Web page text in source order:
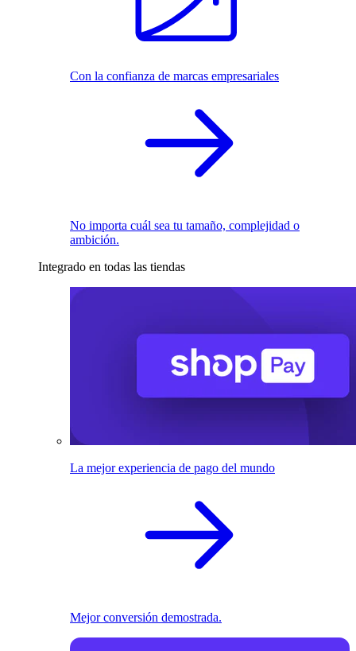
Con la confianza de marcas empresariales
No importa cuál sea tu tamaño, complejidad o
ambición.
Integrado en todas las tiendas
La mejor experiencia de pago del mundo
Mejor conversión demostrada.